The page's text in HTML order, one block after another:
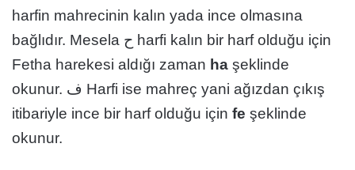
harfin mahrecinin kalın yada ince olmasına
bağlıdır. Mesela ح harfi kalın bir harf olduğu için
Fetha harekesi aldığı zaman ha şeklinde
okunur. ف Harfi ise mahreç yani ağızdan çıkış
itibariyle ince bir harf olduğu için fe şeklinde
okunur.